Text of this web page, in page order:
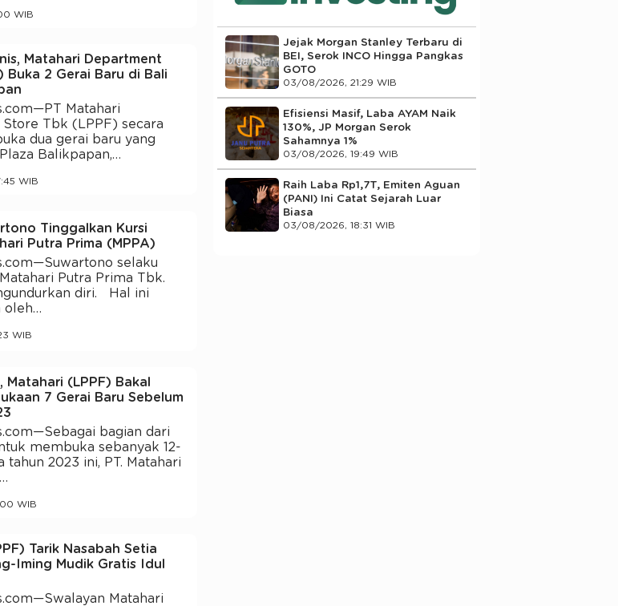
WIB
Matahari Department
Buka 2 Gerai Baru di Bali
Matahari
Tbk (LPPF) secara
dua gerai baru yang
Balikpapan,…
WIB
Tinggalkan Kursi
Putra Prima (MPPA)
selaku
Putra Prima Tbk.
diri. Hal ini
oleh…
WIB
Matahari (LPPF) Bakal
7 Gerai Baru Sebelum
bagian dari
membuka sebanyak 12-
tahun 2023 ini, PT. Matahari
WIB
Tarik Nasabah Setia
Iming Mudik Gratis Idul
Matahari
Jejak Morgan Stanley Terbaru di
BEI, Serok INCO Hingga Pangkas
GOTO
03/08/2026, 21:29 WIB
Efisiensi Masif, Laba AYAM Naik
130%, JP Morgan Serok
Sahamnya 1%
03/08/2026, 19:49 WIB
Raih Laba Rp1,7T, Emiten Aguan
(PANI) Ini Catat Sejarah Luar
Biasa
03/08/2026, 18:31 WIB